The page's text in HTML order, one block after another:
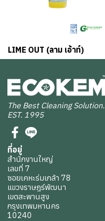
LIME OUT (ลาม เอ้าท์)
The Best Cleaning Solution.
EST. 1995
ที่อยู่
สำนักงานใหญ่
เลขที่ 7
ซอยเคหะร่มเกล้า 78
แขวงราษฎร์พัฒนา
เขตสะพานสูง
กรุงเทพมหานคร
10240